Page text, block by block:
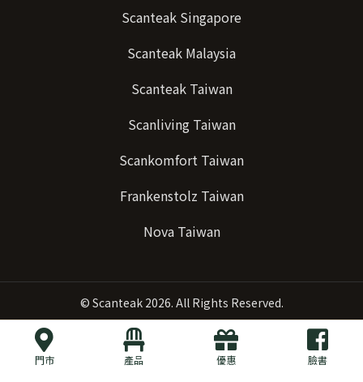
門市 產品 優惠 臉書
Scanteak Singapore
Scanteak Malaysia
Scanteak Taiwan
Scanliving Taiwan
Scankomfort Taiwan
Frankenstolz Taiwan
Nova Taiwan
© Scanteak2026. All Rights Reserved.